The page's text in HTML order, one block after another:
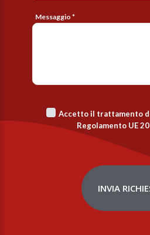
Messaggio *
Accetto il trattamento
Regolamento UE
INVIA